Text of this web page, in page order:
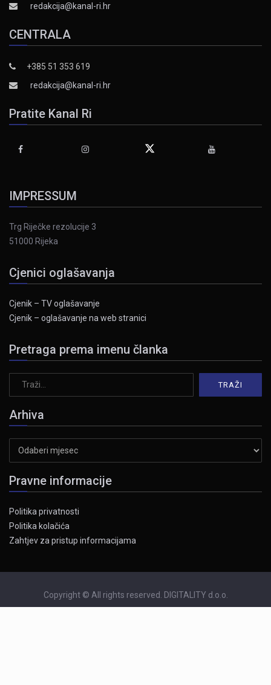
redakcija@kanal-ri.hr
CENTRALA
+385 51 353 619
redakcija@kanal-ri.hr
Pratite Kanal Ri
IMPRESSUM
Trg Riječke rezolucije 3
51000 Rijeka
Cjenici oglašavanja
Cjenik – TV oglašavanje
Cjenik – oglašavanje na web stranici
Pretraga prema imenu članka
Arhiva
Pravne informacije
Politika privatnosti
Politika kolačića
Zahtjev za pristup informacijama
Copyright © All rights reserved. DIGITALITY d.o.o.